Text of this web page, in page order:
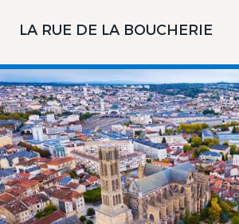
LA RUE DE LA BOUCHERIE